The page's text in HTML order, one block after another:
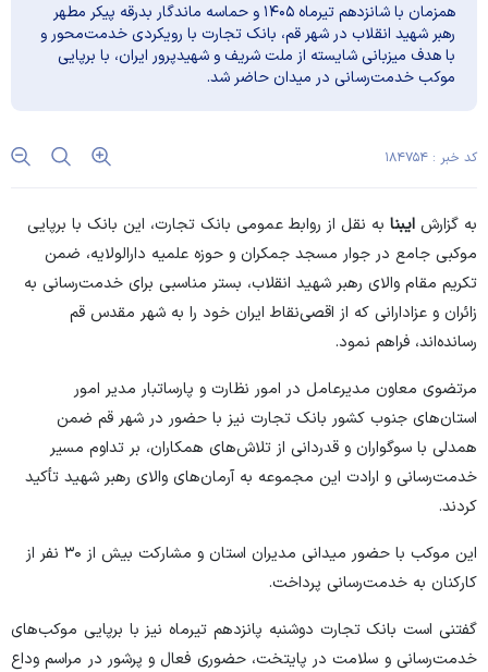
همزمان با شانزدهم تیرماه ۱۴۰۵ و حماسه ماندگار بدرقه پیکر مطهر
رهبر شهید انقلاب در شهر قم، بانک تجارت با رویکردی خدمت‌محور و
با هدف میزبانی شایسته از ملت شریف و شهیدپرور ایران، با برپایی
موکب خدمت‌رسانی در میدان حاضر شد.
کد خبر : ۱۸۴۷۵۴
به گزارش ایبنا به نقل از روابط عمومی بانک تجارت، این بانک با برپایی
موکبی جامع در جوار مسجد جمکران و حوزه علمیه دارالولایه، ضمن
تکریم مقام والای رهبر شهید انقلاب، بستر مناسبی برای خدمت‌رسانی به
زائران و عزادارانی که از اقصی‌نقاط ایران خود را به شهر مقدس قم
رسانده‌اند، فراهم نمود.
مرتضوی معاون مدیرعامل در امور نظارت و پارساتبار مدیر امور
استان‌های جنوب کشور بانک تجارت نیز با حضور در شهر قم ضمن
همدلی با سوگواران و قدردانی از تلاش‌های همکاران، بر تداوم مسیر
خدمت‌رسانی و ارادت این مجموعه به آرمان‌های والای رهبر شهید تأکید
کردند.
این موکب با حضور میدانی مدیران استان و مشارکت بیش از ۳۰ نفر از
کارکنان به خدمت‌رسانی پرداخت.
گفتنی است بانک تجارت دوشنبه پانزدهم تیرماه نیز با برپایی موکب‌های
خدمت‌رسانی و سلامت در پایتخت، حضوری فعال و پرشور در مراسم وداع